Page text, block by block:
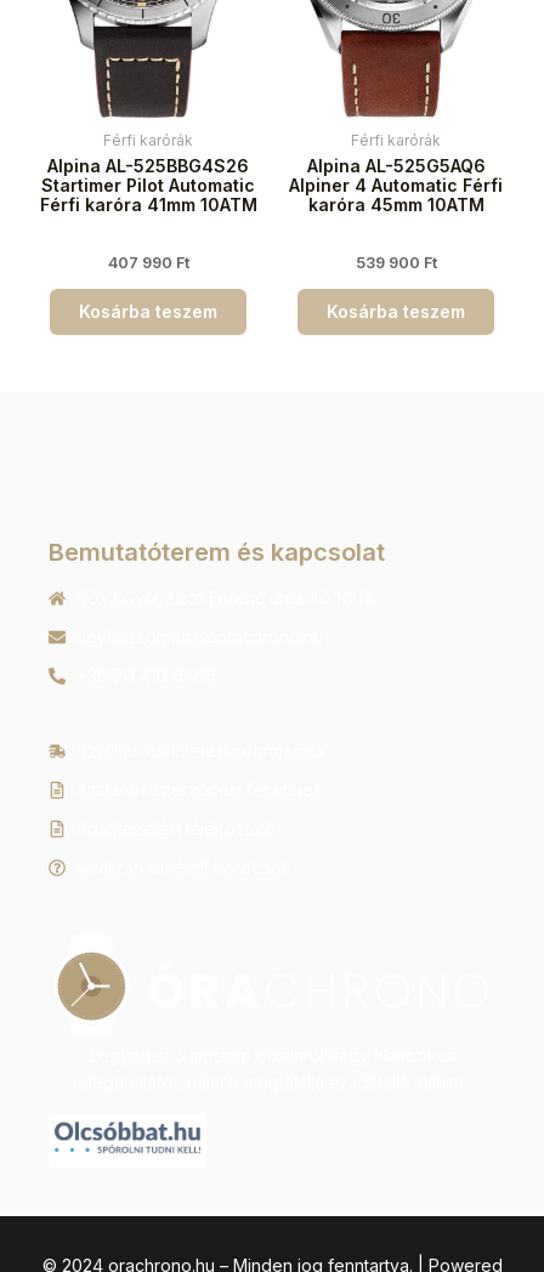
Férfi karórák
Alpina AL-525BBG4S26
Startimer Pilot Automatic
Férfi karóra 41mm 10ATM
407 990 Ft
Kosárba teszem
Férfi karórák
Alpina AL-525G5AQ6
Alpiner 4 Automatic Férfi
karóra 45mm 10ATM
539 900 Ft
Kosárba teszem
Bemutatóterem és kapcsolat
© 2024 orachrono.hu – Minden jog fenntartva. | Powered